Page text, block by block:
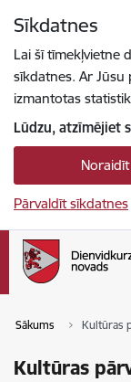
Sīkdatnes
Lai šī tīmekļvietne
sīkdatnes. Ar Jūsu
izmantotas
Lūdzu, atzīmējiet
Noraidīt
Pārvaldīt sīkdatnes
Sākums Kultūras
Kultūras